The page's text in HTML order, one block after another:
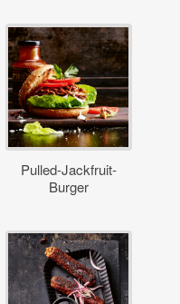
Pulled-Jackfruit-
Burger